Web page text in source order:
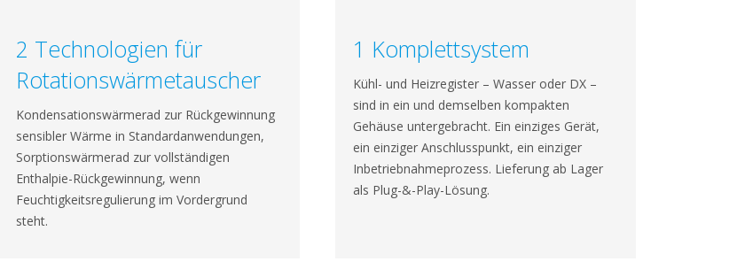
2 Technologien für
Rotationswärmetauscher
Kondensationswärmerad zur Rückgewinnung
sensibler Wärme in Standardanwendungen,
Sorptionswärmerad zur vollständigen
Enthalpie-Rückgewinnung, wenn
Feuchtigkeitsregulierung im Vordergrund
steht.
1 Komplettsystem
Kühl- und Heizregister – Wasser oder DX –
sind in ein und demselben kompakten
Gehäuse untergebracht. Ein einziges Gerät,
ein einziger Anschlusspunkt, ein einziger
Inbetriebnahmeprozess. Lieferung ab Lager
als Plug-&-Play-Lösung.